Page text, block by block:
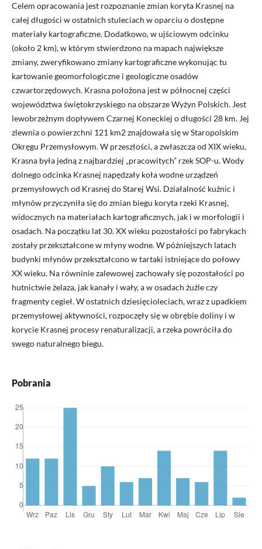
Celem opracowania jest rozpoznanie zmian koryta Krasnej na
całej długości w ostatnich stuleciach w oparciu o dostępne
materiały kartograficzne. Dodatkowo, w ujściowym odcinku
(około 2 km), w którym stwierdzono na mapach największe
zmiany, zweryfikowano zmiany kartograficzne wykonując tu
kartowanie geomorfologiczne i geologiczne osadów
czwartorzędowych. Krasna położona jest w północnej części
województwa świętokrzyskiego na obszarze Wyżyn Polskich. Jest
lewobrzeżnym dopływem Czarnej Koneckiej o długości 28 km. Jej
zlewnia o powierzchni 121 km2 znajdowała się w Staropolskim
Okręgu Przemysłowym. W przeszłości, a zwłaszcza od XIX wieku,
Krasna była jedną z najbardziej „pracowitych” rzek SOP-u. Wody
dolnego odcinka Krasnej napędzały koła wodne urządzeń
przemysłowych od Krasnej do Starej Wsi. Działalność kuźnic i
młynów przyczyniła się do zmian biegu koryta rzeki Krasnej,
widocznych na materiałach kartograficznych, jak i w morfologii i
osadach. Na początku lat 30. XX wieku pozostałości po fabrykach
zostały przekształcone w młyny wodne. W późniejszych latach
budynki młynów przekształcono w tartaki istniejące do połowy
XX wieku. Na równinie zalewowej zachowały się pozostałości po
hutnictwie żelaza, jak kanały i wały, a w osadach żużle czy
fragmenty cegieł. W ostatnich dziesięcioleciach, wraz z upadkiem
przemysłowej aktywności, rozpoczęły się w obrębie doliny i w
korycie Krasnej procesy renaturalizacji, a rzeka powróciła do
swego naturalnego biegu.
Pobrania